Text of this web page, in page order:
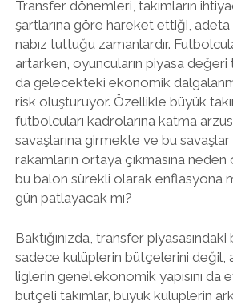
Transfer dönemleri, takımların
şartlarına göre hareket ettiği,
nabız tuttuğu zamanlardır.
artarken, oyuncuların piyasa değeri
da gelecekteki ekonomik
risk oluşturuyor. Özellikle büyük
futbolcuları kadrolarına katma
savaşlarına girmekte ve bu savaşlar
rakamların ortaya çıkmasına neden
bu balon sürekli olarak enflasyona
gün patlayacak mı?
Baktığınızda, transfer
sadece kulüplerin bütçelerini değil,
liglerin genel ekonomik yapısını da
bütçeli takımlar, büyük kulüplerin